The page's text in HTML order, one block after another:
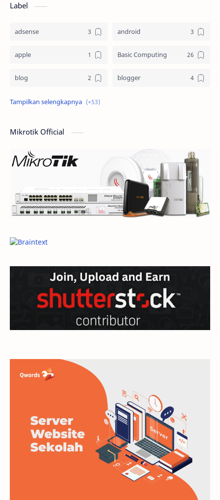
Label
adsense android
apple Basic Computing
blog blogger
Blogging
e-commerce
ecommerce elearning
General General Article
google
mail
microsoft mikrotik
moodle
Networking
Office online
online shop Operating Sistem
printer
Mikrotik Official